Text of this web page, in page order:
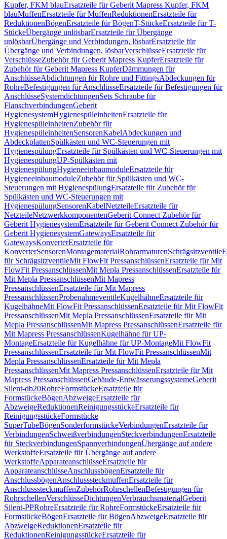
Kupfer, FKM blauErsatzteile für Geberit Mapress Kupfer, FKM
blauMuffenErsatzteile für MuffenReduktionenErsatzteile für
ReduktionenBögenErsatzteile für BögenT-StückeErsatzteile für T-
StückeÜbergänge unlösbarErsatzteile für Übergänge
unlösbarÜbergänge und Verbindungen, lösbarErsatzteile für
Übergänge und Verbindungen, lösbarVerschlüsseErsatzteile für
VerschlüsseZubehör für Geberit Mapress KupferErsatzteile für
Zubehör für Geberit Mapress KupferDämmungen für
AnschlüsseAbdichtungen für Rohre und FittingsAbdeckungen für
RohreBefestigungen für AnschlüsseErsatzteile für Befestigungen für
AnschlüsseSystemdichtungenSets Schraube für
FlanschverbindungenGeberit
HygienesystemHygienespüleinheitenErsatzteile für
HygienespüleinheitenZubehör für
HygienespüleinheitenSensorenKabelAbdeckungen und
AbdeckplattenSpülkästen und WC-Steuerungen mit
HygienespülungErsatzteile für Spülkästen und WC-Steuerungen mit
HygienespülungUP-Spülkästen mit
HygienespülungHygieneeinbaumoduleErsatzteile für
HygieneeinbaumoduleZubehör für Spülkästen und WC-
Steuerungen mit HygienespülungErsatzteile für Zubehör für
Spülkästen und WC-Steuerungen mit
HygienespülungSensorenKabelNetzteileErsatzteile für
NetzteileNetzwerkkomponentenGeberit Connect Zubehör für
Geberit HygienesystemErsatzteile für Geberit Connect Zubehör für
Geberit HygienesystemGatewaysErsatzteile für
GatewaysKonverterErsatzteile für
KonverterSensorenMontagematerialRohrarmaturenSchrägsitzventile
für SchrägsitzventileMit FlowFit PressanschlüssenErsatzteile für Mit
FlowFit PressanschlüssenMit Mepla PressanschlüssenErsatzteile für
Mit Mepla PressanschlüssenMit Mapress
PressanschlüssenErsatzteile für Mit Mapress
PressanschlüssenProbenahmeventileKugelhähneErsatzteile für
KugelhähneMit FlowFit PressanschlüssenErsatzteile für Mit FlowFit
PressanschlüssenMit Mepla PressanschlüssenErsatzteile für Mit
Mepla PressanschlüssenMit Mapress PressanschlüssenErsatzteile für
Mit Mapress PressanschlüssenKugelhähne für UP-
MontageErsatzteile für Kugelhähne für UP-MontageMit FlowFit
PressanschlüssenErsatzteile für Mit FlowFit PressanschlüssenMit
Mepla PressanschlüssenErsatzteile für Mit Mepla
PressanschlüssenMit Mapress PressanschlüssenErsatzteile für Mit
Mapress PressanschlüssenGebäude-EntwässerungssystemeGeberit
Silent-db20RohreFormstückeErsatzteile für
FormstückeBögenAbzweigeErsatzteile für
AbzweigeReduktionenReinigungsstückeErsatzteile für
ReinigungsstückeFormstücke
SuperTubeBögenSonderformstückeVerbindungenErsatzteile für
VerbindungenSchweißverbindungenSteckverbindungenErsatzteile
für SteckverbindungenSpannverbindungenÜbergänge auf andere
WerkstoffeErsatzteile für Übergänge auf andere
WerkstoffeApparateanschlüsseErsatzteile für
ApparateanschlüsseAnschlussbögenErsatzteile für
AnschlussbögenAnschlusssteckmuffenErsatzteile für
AnschlusssteckmuffenZubehörRohrschellenBefestigungen für
RohrschellenVerschlüsseDichtungenVerbrauchsmaterialGeberit
Silent-PPRohreErsatzteile für RohreFormstückeErsatzteile für
FormstückeBögenErsatzteile für BögenAbzweigeErsatzteile für
AbzweigeReduktionenErsatzteile für
ReduktionenReinigungsstückeErsatzteile für